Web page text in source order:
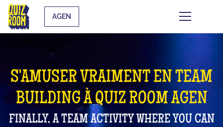
AGEN
S'AMUSER VRAIMENT EN TEAM
BUILDING À QUIZ ROOM AGEN
FINALLY, A TEAM ACTIVITY WHERE YOU CAN